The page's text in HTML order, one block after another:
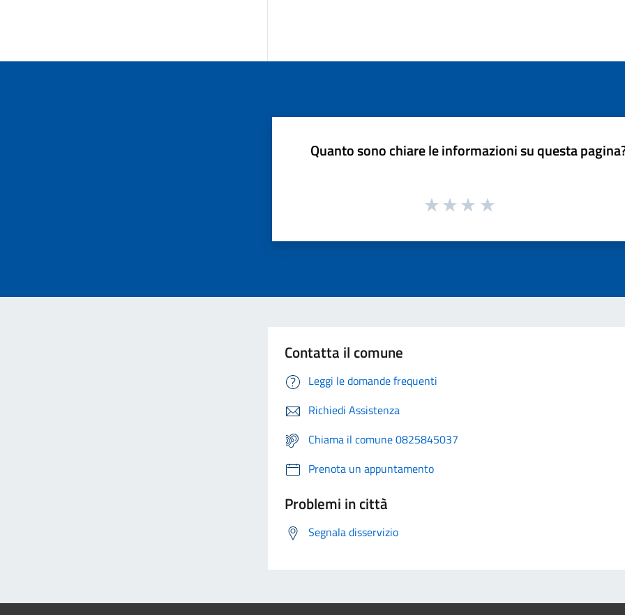
Quanto sono chiare le informazioni su questa
Contatta il comune
Leggi le domande frequenti
Richiedi Assistenza
Chiama il comune 0825845037
Prenota un appuntamento
Problemi in città
Segnala disservizio